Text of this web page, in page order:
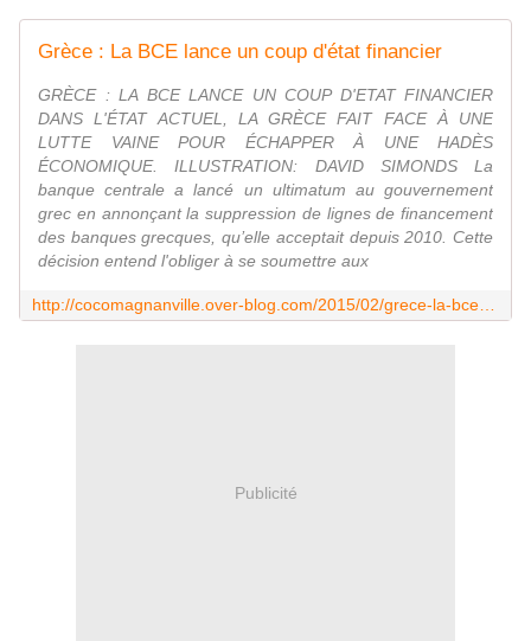
Grèce : La BCE lance un coup d'état financier
GRÈCE : LA BCE LANCE UN COUP D'ETAT FINANCIER
DANS L'ÉTAT ACTUEL, LA GRÈCE FAIT FACE À UNE
LUTTE VAINE POUR ÉCHAPPER À UNE HADÈS
ÉCONOMIQUE. ILLUSTRATION: DAVID SIMONDS La
banque centrale a lancé un ultimatum au gouvernement
grec en annonçant la suppression de lignes de financement
des banques grecques, qu’elle acceptait depuis 2010. Cette
décision entend l'obliger à se soumettre aux
Publicité